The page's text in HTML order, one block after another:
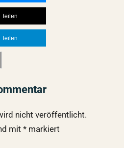
teilen
teilen
nicht veröffentlicht.
mit *markiert